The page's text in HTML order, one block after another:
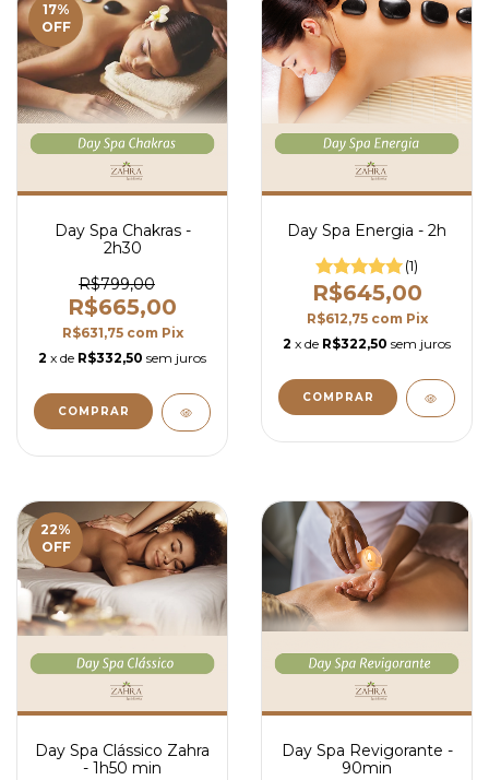
17%
OFF
Day Spa Chakras -
2h30
R$799,00
R$665,00
R$631,75 com Pix
2 x de R$332,50 sem juros
Day Spa Energia - 2h
(1)
R$645,00
R$612,75 com Pix
2 x de R$322,50 sem juros
22%
OFF
Day Spa Clássico Zahra
- 1h50 min
Day Spa Revigorante -
90min